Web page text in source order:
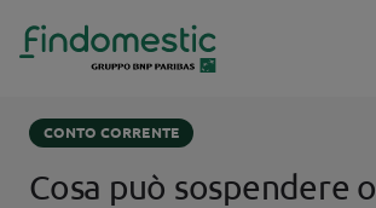
Homepage Supporto
CONTO CORRENTE
Cosa può sospendere o